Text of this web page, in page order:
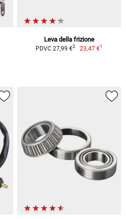
Leva della frizione
PDVC 27,99 €2 23,47 €1